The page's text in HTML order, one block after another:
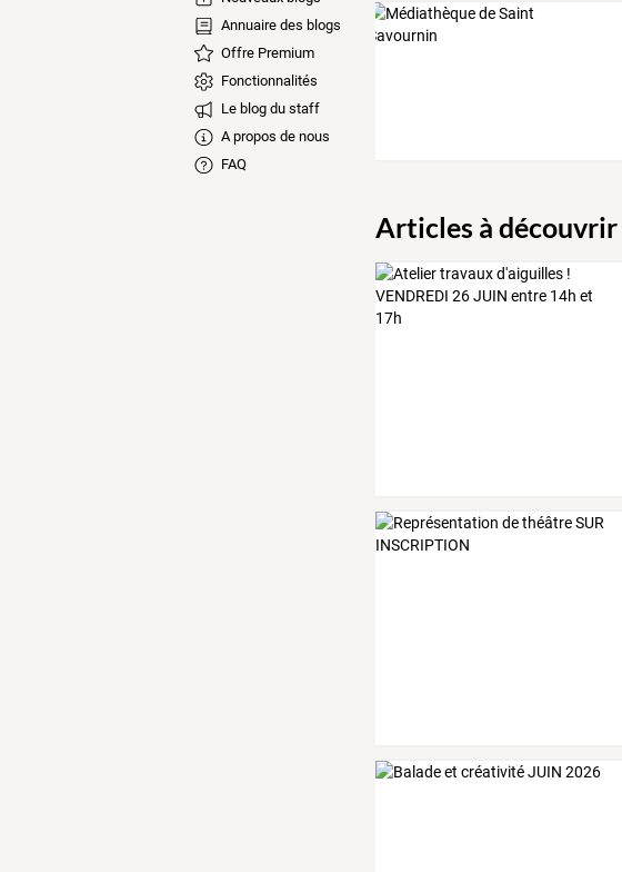
Annuaire des blogs
Offre Premium
Fonctionnalités
Le blog du staff
A propos de nous
FAQ
Articles à découvrir